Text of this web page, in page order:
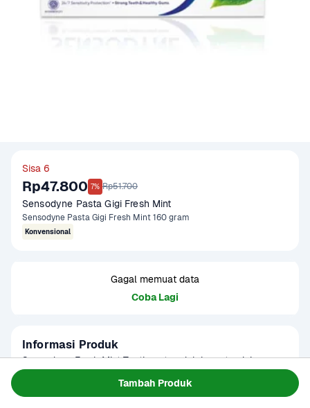
Tambah Produk
Sisa 6
Rp47.800 7% Rp51.700
Sensodyne Pasta Gigi Fresh Mint
Sensodyne Pasta Gigi Fresh Mint 160 gram
Konvensional
Gagal memuat data
Coba Lagi
Informasi Produk
Sensodyne Fresh Mint Toothpaste adalah pasta gigi yang
memberikan sensasi kesegaran mint yang tahan lama.